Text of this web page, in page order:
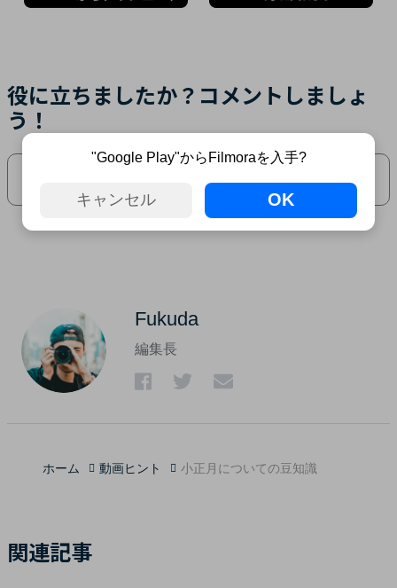
役に立ちましたか？コメントしましょ
う！
してからコメントを書いてください
Fukuda
編集長
ホーム 動画ヒント 小正月についての豆知識
関連記事
"Google Play"からFilmoraを入手?
キャンセル OK